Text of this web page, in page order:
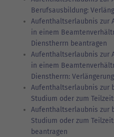
Berufsausbildung:
Aufenthaltserlaubnis zur
in einem
Dienstherrn beantragen
Aufenthaltserlaubnis zur
in einem
Dienstherrn:
Aufenthaltserlaubnis zur
Studium oder zum
Aufenthaltserlaubnis zur
Studium oder zum
beantragen